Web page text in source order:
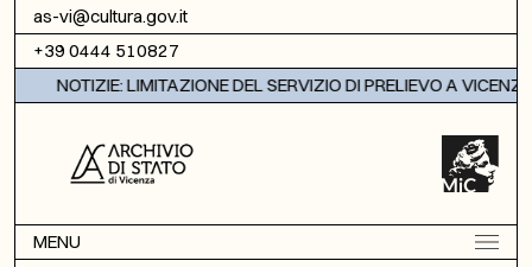
Vai al contenuto
as-vi@cultura.gov.it
+39 0444 510827
NOTIZIE: LIMITAZIONE DEL SERVIZIO DI PRELIEVO A VICENZA
MENU